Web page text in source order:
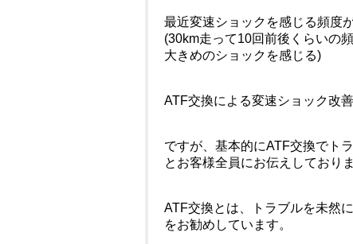
最近変速ショックを感じる頻度
(30km走って10回前後くらいの
大きめのショックを感じる)
ATF交換による変速ショック改
ですが、基本的にATF交換でト
とお客様全員にお伝えしておりま
ATF交換とは、トラブルを未然
をお勧めしています。